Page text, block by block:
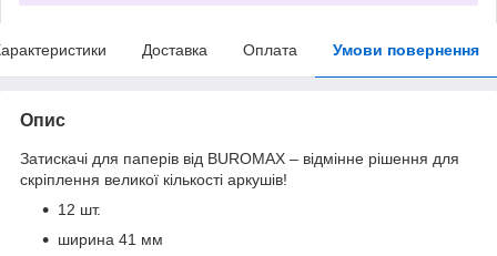
Доставка Оплата Умови повернення
Опис
Затискачі для паперів від BUROMAX – відмінне рішення для
скріплення великої кількості аркушів!
12 шт.
ширина 41 мм